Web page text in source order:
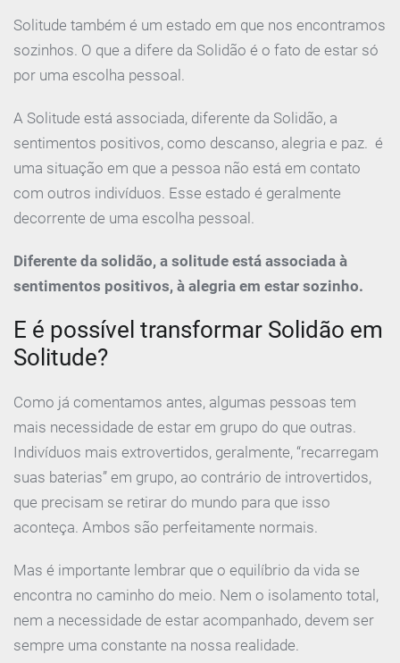
Solitude também é um estado em que nos encontramos
sozinhos. O que a difere da Solidão é o fato de estar só
por uma escolha pessoal.
A Solitude está associada, diferente da Solidão, a
sentimentos positivos, como descanso, alegria e paz. é
uma situação em que a pessoa não está em contato
com outros indivíduos. Esse estado é geralmente
decorrente de uma escolha pessoal.
Diferente da solidão, a solitude está associada à
sentimentos positivos, à alegria em estar sozinho.
E é possível transformar Solidão em
Solitude?
Como já comentamos antes, algumas pessoas tem
mais necessidade de estar em grupo do que outras.
Indivíduos mais extrovertidos, geralmente, “recarregam
suas baterias” em grupo, ao contrário de introvertidos,
que precisam se retirar do mundo para que isso
aconteça. Ambos são perfeitamente normais.
Mas é importante lembrar que o equilíbrio da vida se
encontra no caminho do meio. Nem o isolamento total,
nem a necessidade de estar acompanhado, devem ser
sempre uma constante na nossa realidade.